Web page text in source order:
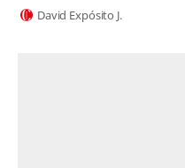
David Expósito J.